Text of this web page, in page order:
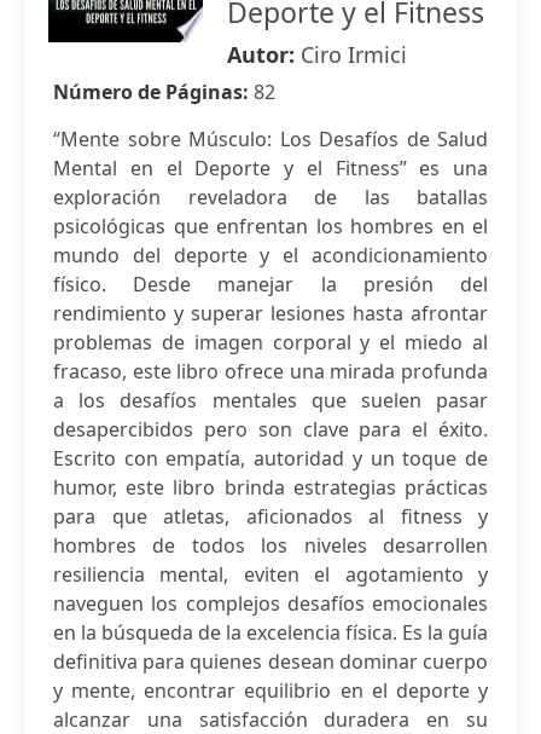
Deporte y el Fitness
Autor: Ciro Irmici
Número de Páginas: 82
“Mente sobre Músculo: Los Desafíos de Salud
Mental en el Deporte y el Fitness” es una
exploración reveladora de las batallas
psicológicas que enfrentan los hombres en el
mundo del deporte y el acondicionamiento
físico. Desde manejar la presión del
rendimiento y superar lesiones hasta afrontar
problemas de imagen corporal y el miedo al
fracaso, este libro ofrece una mirada profunda
a los desafíos mentales que suelen pasar
desapercibidos pero son clave para el éxito.
Escrito con empatía, autoridad y un toque de
humor, este libro brinda estrategias prácticas
para que atletas, aficionados al fitness y
hombres de todos los niveles desarrollen
resiliencia mental, eviten el agotamiento y
naveguen los complejos desafíos emocionales
en la búsqueda de la excelencia física. Es la guía
definitiva para quienes desean dominar cuerpo
y mente, encontrar equilibrio en el deporte y
alcanzar una satisfacción duradera en su